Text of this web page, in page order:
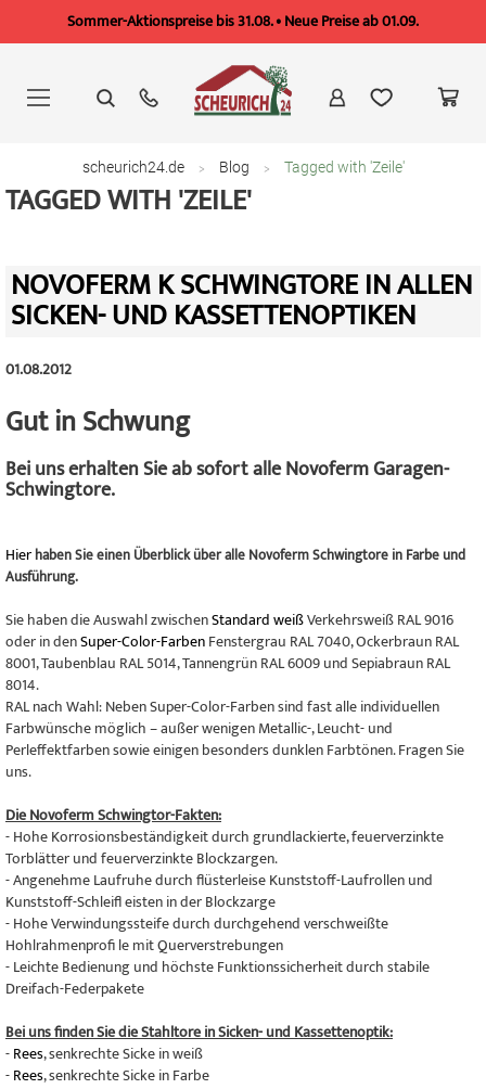
Sommer-Aktionspreise bis 31.08. • Neue Preise ab 01.09.
springen
scheurich24.de Blog Tagged with 'Zeile'
TAGGED WITH 'ZEILE'
NOVOFERM K SCHWINGTORE IN ALLEN
SICKEN- UND KASSETTENOPTIKEN
01.08.2012
Gut in Schwung
Bei uns erhalten Sie ab sofort alle Novoferm Garagen-
Schwingtore.
Hierhaben Sie einen Überblick über alle Novoferm Schwingtore in Farbe und
Ausführung.
Sie haben die Auswahl zwischenStandard weißVerkehrsweiß RAL 9016
oder in denSuper-Color-FarbenFenstergrau RAL 7040, Ockerbraun RAL
8001, Taubenblau RAL 5014, Tannengrün RAL 6009 und Sepiabraun RAL
8014.
RAL nach Wahl: Neben Super-Color-Farben sind fast alle individuellen
Farbwünsche möglich – außer wenigen Metallic-, Leucht- und
Perleffektfarben sowie einigen besonders dunklen Farbtönen. Fragen Sie
uns.
Die Novoferm Schwingtor-Fakten:
- Hohe Korrosionsbeständigkeit durch grundlackierte, feuerverzinkte
Torblätter und feuerverzinkte Blockzargen.
- Angenehme Laufruhe durch flüsterleise Kunststoff-Laufrollen und
Kunststoff-Schleifl eisten in der Blockzarge
- Hohe Verwindungssteife durch durchgehend verschweißte
Hohlrahmenprofi le mit Querverstrebungen
- Leichte Bedienung und höchste Funktionssicherheit durch stabile
Dreifach-Federpakete
Bei uns finden Sie die Stahltore in Sicken- und Kassettenoptik:
-Rees, senkrechte Sicke in weiß
-Rees, senkrechte Sicke in Farbe